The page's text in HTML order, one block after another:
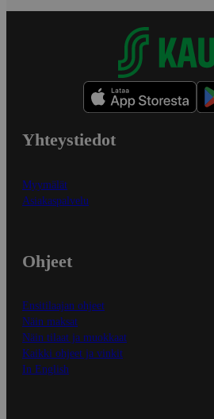
Yhteystiedot
Myymälät
Asiakaspalvelu
Ohjeet
Ensitilaajan ohjeet
Näin maksat
Näin tilaat ja muokkaat
Kaikki ohjeet ja vinkit
In English